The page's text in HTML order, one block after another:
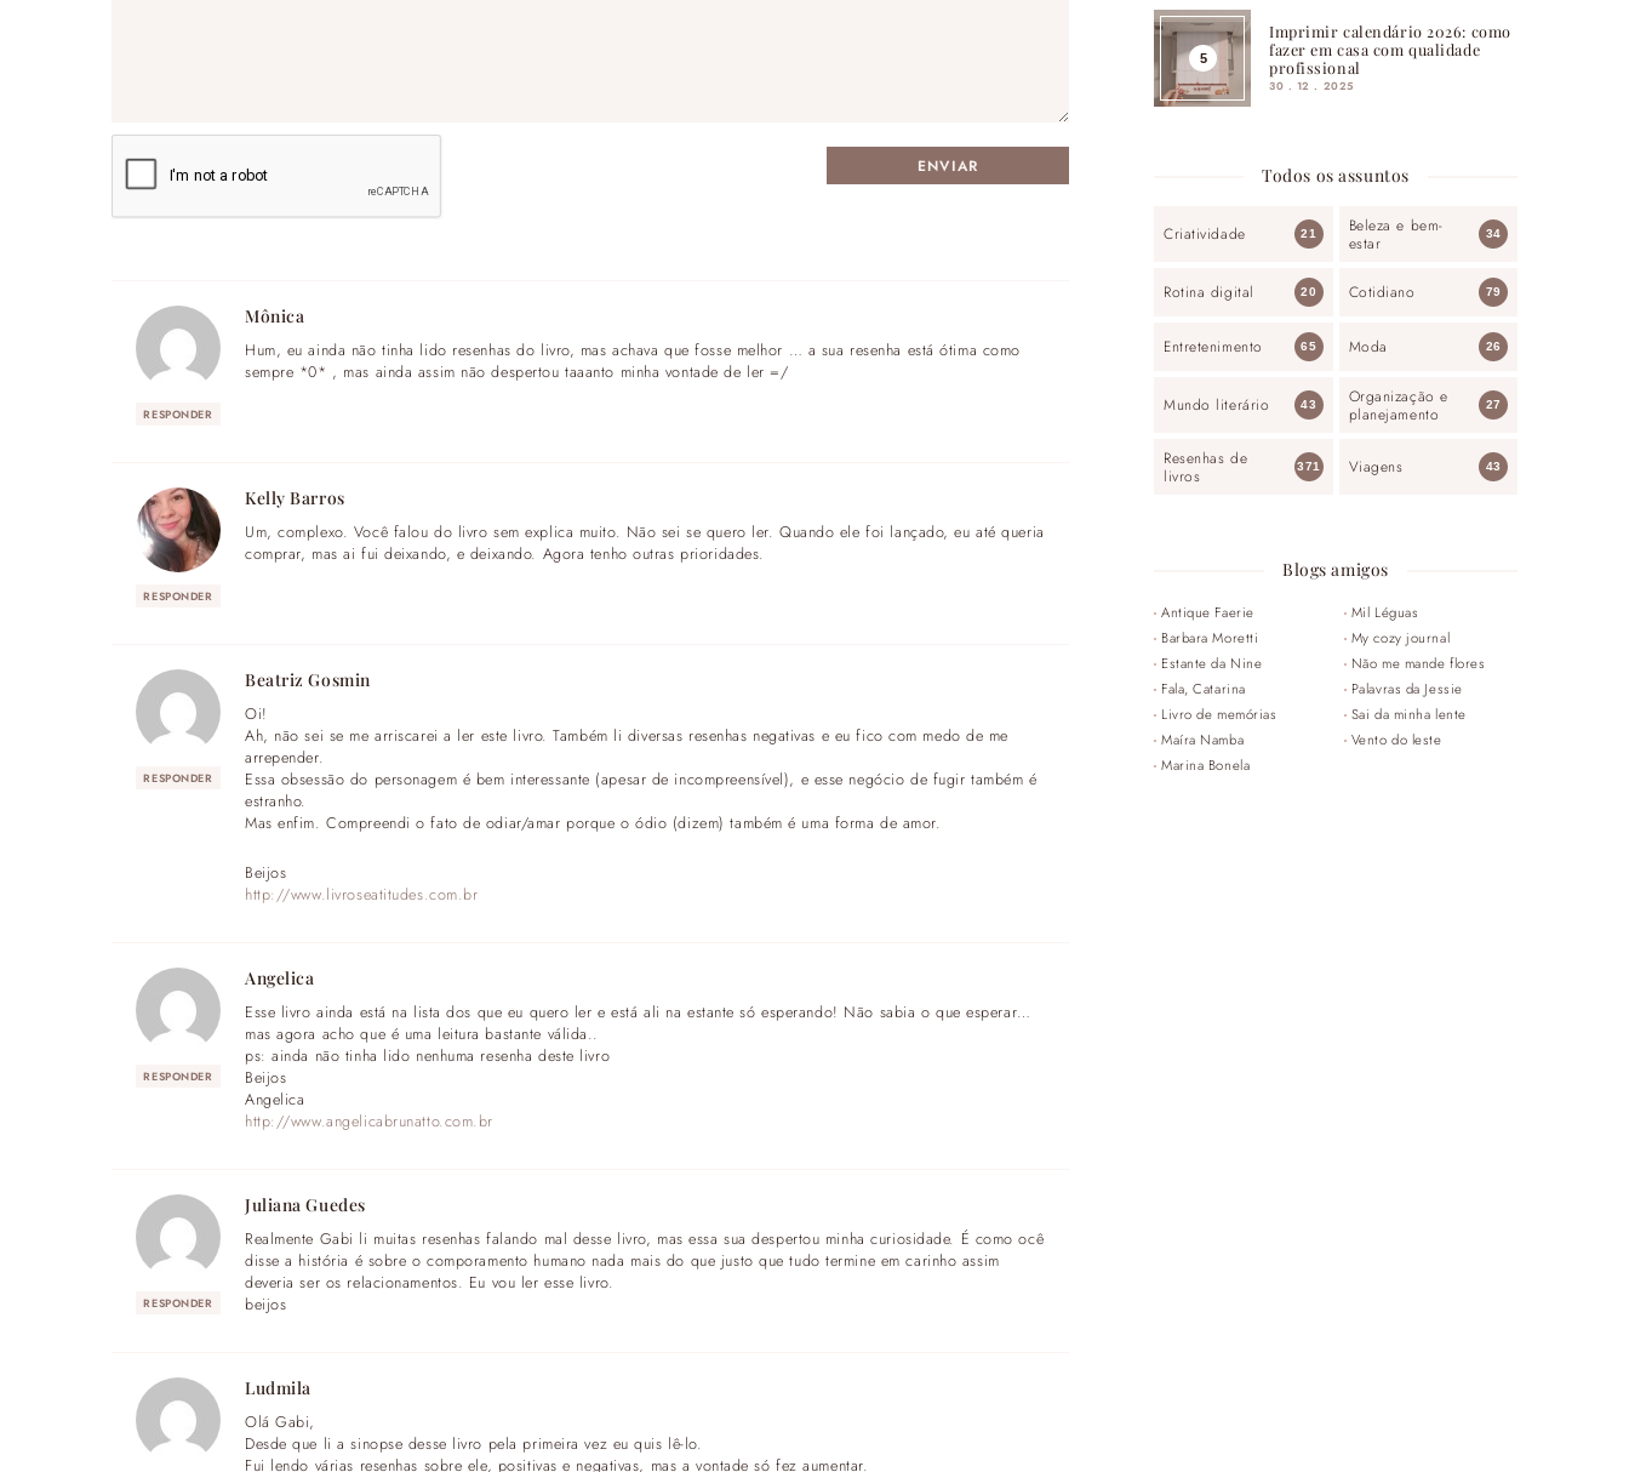
RESPONDER
Mônica
Hum, eu ainda não tinha lido resenhas do livro, mas achava que fosse melhor … a sua resenha está ótima como
sempre *0* , mas ainda assim não despertou taaanto minha vontade de ler =/
RESPONDER
Kelly Barros
Um, complexo. Você falou do livro sem explica muito. Não sei se quero ler. Quando ele foi lançado, eu até queria
comprar, mas ai fui deixando, e deixando. Agora tenho outras prioridades.
RESPONDER
Beatriz Gosmin
Oi!
Ah, não sei se me arriscarei a ler este livro. Também li diversas resenhas negativas e eu fico com medo de me
arrepender.
Essa obsessão do personagem é bem interessante (apesar de incompreensível), e esse negócio de fugir também é
estranho.
Mas enfim. Compreendi o fato de odiar/amar porque o ódio (dizem) também é uma forma de amor.
Beijos
http://www.livroseatitudes.com.br
RESPONDER
Angelica
Esse livro ainda está na lista dos que eu quero ler e está ali na estante só esperando! Não sabia o que esperar…
mas agora acho que é uma leitura bastante válida..
ps: ainda não tinha lido nenhuma resenha deste livro
Beijos
Angelica
http://www.angelicabrunatto.com.br
RESPONDER
Juliana Guedes
Realmente Gabi li muitas resenhas falando mal desse livro, mas essa sua despertou minha curiosidade. É como ocê
disse a história é sobre o comporamento humano nada mais do que justo que tudo termine em carinho assim
deveria ser os relacionamentos. Eu vou ler esse livro.
beijos
Ludmila
Olá Gabi,
Desde que li a sinopse desse livro pela primeira vez eu quis lê-lo.
Fui lendo várias resenhas sobre ele, positivas e negativas, mas a vontade só fez aumentar.
Imprimir calendário 2026: como
fazer em casa com qualidade
profissional
30 . 12 . 2025
Todos os assuntos
Criatividade 21
Beleza e bem-
estar
34
Rotina digital 20 Cotidiano 79
Entretenimento 65 Moda 26
Mundo literário 43
Organização e
planejamento
27
Resenhas de
livros
371 Viagens 43
Blogs amigos
Antique Faerie
Barbara Moretti
Estante da Nine
Fala, Catarina
Livro de memórias
Maíra Namba
Marina Bonela
Mil Léguas
My cozy journal
Não me mande flores
Palavras da Jessie
Sai da minha lente
Vento do leste